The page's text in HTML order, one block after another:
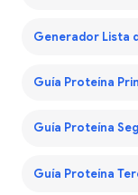
Generador Lista
Guía Proteína
Guía Proteína
Guía Proteína